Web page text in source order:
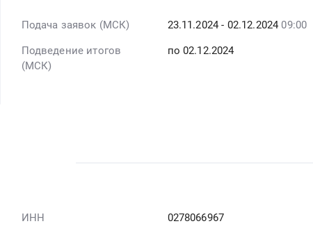
Подача заявок (МСК) 23.11.2024 - 02.12.2024 09:00
Подведение итогов
(МСК)
по 02.12.2024
ИНН 0278066967